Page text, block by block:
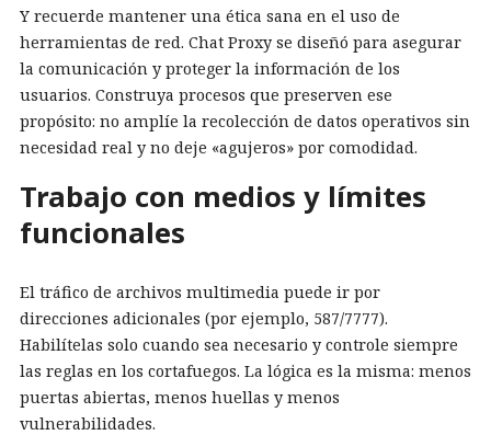
Y recuerde mantener una ética sana en el uso de
herramientas de red. Chat Proxy se diseñó para asegurar
la comunicación y proteger la información de los
usuarios. Construya procesos que preserven ese
propósito: no amplíe la recolección de datos operativos sin
necesidad real y no deje «agujeros» por comodidad.
Trabajo con medios y límites
funcionales
El tráfico de archivos multimedia puede ir por
direcciones adicionales (por ejemplo, 587/7777).
Habilítelas solo cuando sea necesario y controle siempre
las reglas en los cortafuegos. La lógica es la misma: menos
puertas abiertas, menos huellas y menos
vulnerabilidades.